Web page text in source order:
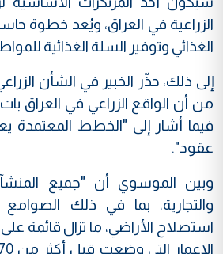
الزراعية في العراق، ويُعد خطوة
الغذائي وتوفير السلة الغذائية
إلى ذلك، حذّر الخبير في الشأن
من أن الواقع الزراعي في العراق
فيما أشار إلى "الخطط المعتمدة
عقود".
وبين الموسوي أن "جميع المنشآت
والتجارية، بما في ذلك
استصلاح الأراضي، ما تزال